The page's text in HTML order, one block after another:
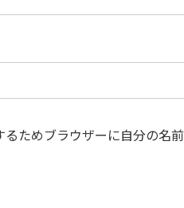
ためブラウザーに自分の名